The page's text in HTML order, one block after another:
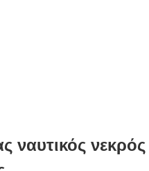
ναυτικός